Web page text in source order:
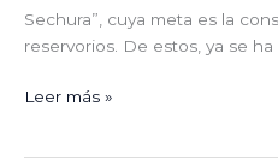
Sechura”, cuya meta es la
reservorios. De estos, ya se
Leer más »